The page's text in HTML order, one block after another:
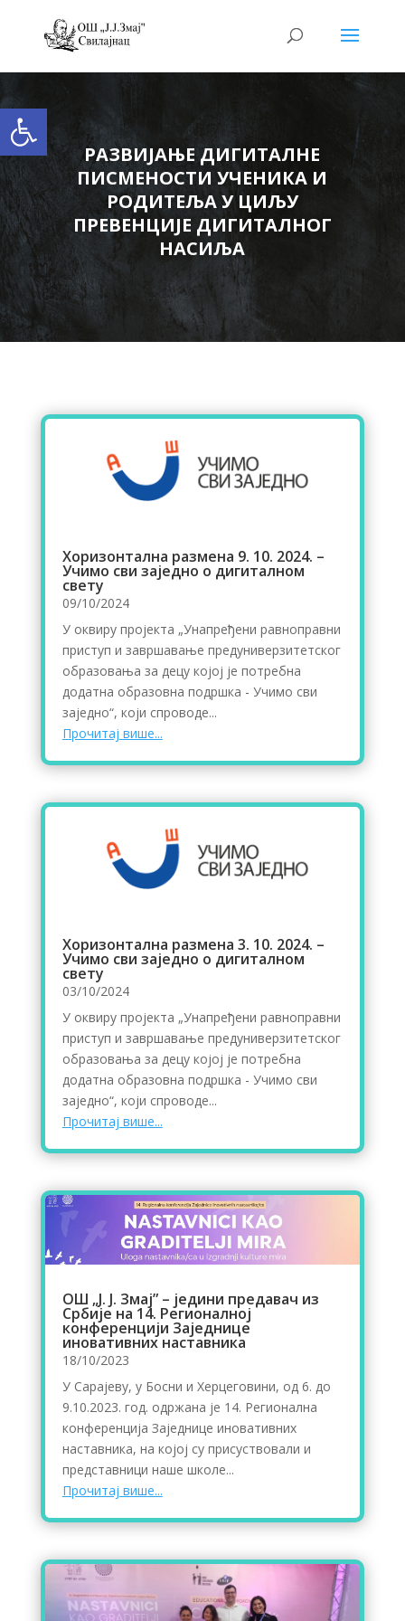
Open toolbar
РАЗВИЈАЊЕ ДИГИТАЛНЕ
ПИСМЕНОСТИ УЧЕНИКА И
РОДИТЕЉА У ЦИЉУ
ПРЕВЕНЦИЈЕ ДИГИТАЛНОГ
НАСИЉА
Хоризонтална размена 9. 10. 2024. –
Учимо сви заједно о дигиталном
свету
09/10/2024
У оквиру пројекта „Унапређени равноправни
приступ и завршавање предуниверзитетског
образовања за децу којој је потребна
додатна образовна подршка - Учимо сви
заједно“, који спроводе...
Прочитај више...
Хоризонтална размена 3. 10. 2024. –
Учимо сви заједно о дигиталном
свету
03/10/2024
У оквиру пројекта „Унапређени равноправни
приступ и завршавање предуниверзитетског
образовања за децу којој је потребна
додатна образовна подршка - Учимо сви
заједно“, који спроводе...
Прочитај више...
ОШ „Ј. Ј. Змај” – једини предавач из
Србије на 14. Регионалној
конференцији Заједнице
иновативних наставника
18/10/2023
У Сарајеву, у Босни и Херцеговини, од 6. до
9.10.2023. год. одржана је 14. Регионална
конференција Заједнице иновативних
наставника, на којој су присуствовали и
представници наше школе...
Прочитај више...